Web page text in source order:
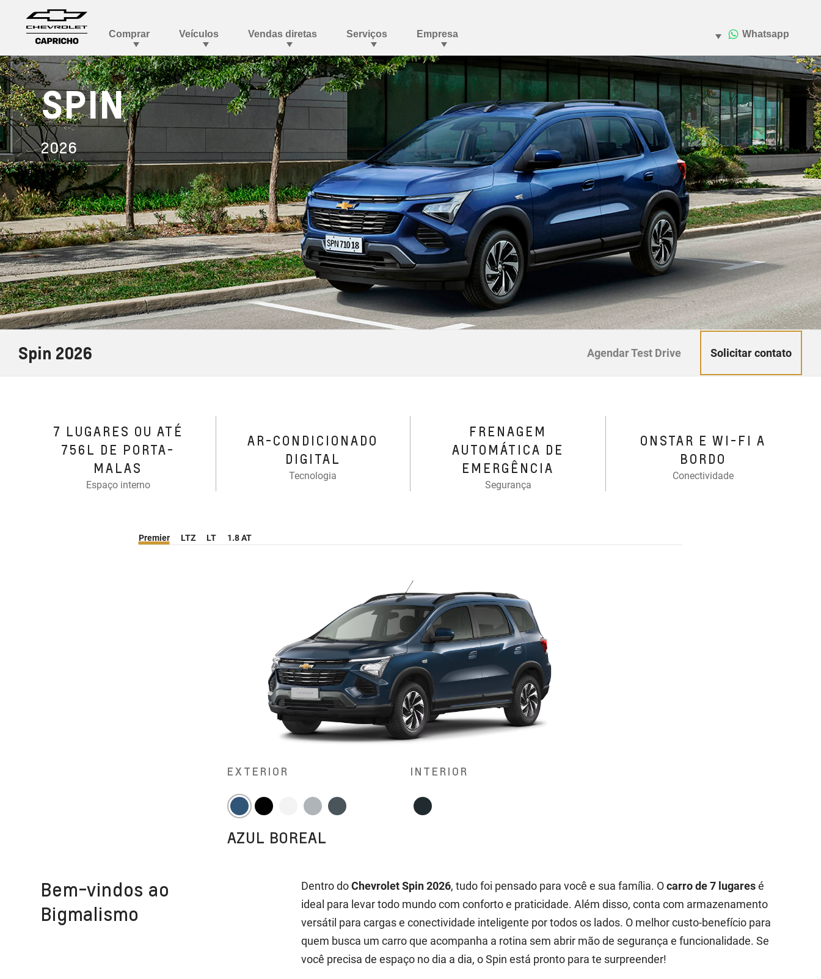
SPIN
2026
Spin 2026 Agendar Test Drive Solicitar contato
7 LUGARES OU ATÉ
756L DE PORTA-
MALAS
Espaço interno
AR-CONDICIONADO
DIGITAL
Tecnologia
FRENAGEM
AUTOMÁTICA DE
EMERGÊNCIA
Segurança
ONSTAR E WI-FI A
BORDO
Conectividade
Premier LTZ LT 1.8 AT
EXTERIOR INTERIOR
AZUL BOREAL
Bem-vindos ao
Bigmalismo
Dentro doChevrolet Spin 2026, tudo foi pensado para você e sua família. Ocarro de 7 lugaresé
ideal para levar todo mundo com conforto e praticidade. Além disso, conta com armazenamento
versátil para cargas e conectividade inteligente por todos os lados. O melhor custo-benefício para
quem busca um carro que acompanha a rotina sem abrir mão de segurança e funcionalidade. Se
você precisa de espaço no dia a dia, o Spin está pronto para te surpreender!